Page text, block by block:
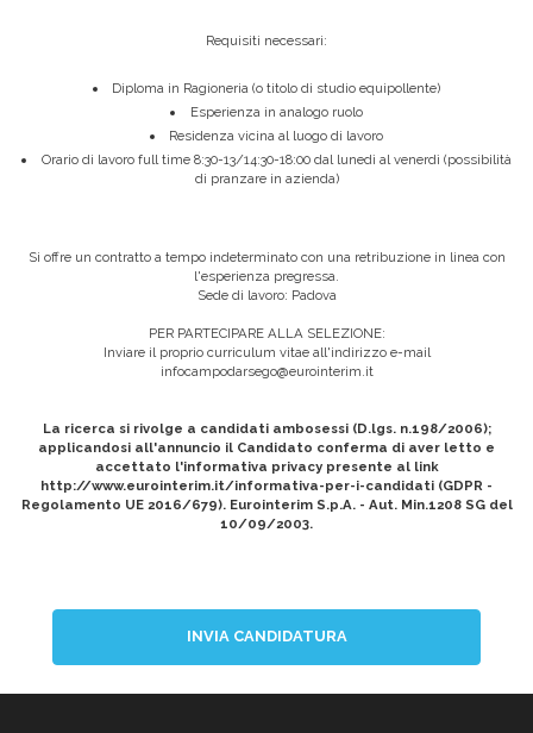
Requisiti necessari:
Diploma in Ragioneria (o titolo di studio equipollente)
Esperienza in analogo ruolo
Residenza vicina al luogo di lavoro
Orario di lavoro full time 8:30-13/14:30-18:00 dal lunedì al venerdì (possibilità
di pranzare in azienda)
Si offre un contratto a tempo indeterminato con una retribuzione in linea con
l'esperienza pregressa.
Sede di lavoro: Padova
PER PARTECIPARE ALLA SELEZIONE:
Inviare il proprio curriculum vitae all'indirizzo e-mail
infocampodarsego@eurointerim.it
La ricerca si rivolge a candidati ambosessi (D.lgs. n.198/2006);
applicandosi all'annuncio il Candidato conferma di aver letto e
accettato l'informativa privacy presente al link
http://www.eurointerim.it/informativa-per-i-candidati (GDPR -
Regolamento UE 2016/679). Eurointerim S.p.A. - Aut. Min.1208 SG del
10/09/2003.
INVIA CANDIDATURA